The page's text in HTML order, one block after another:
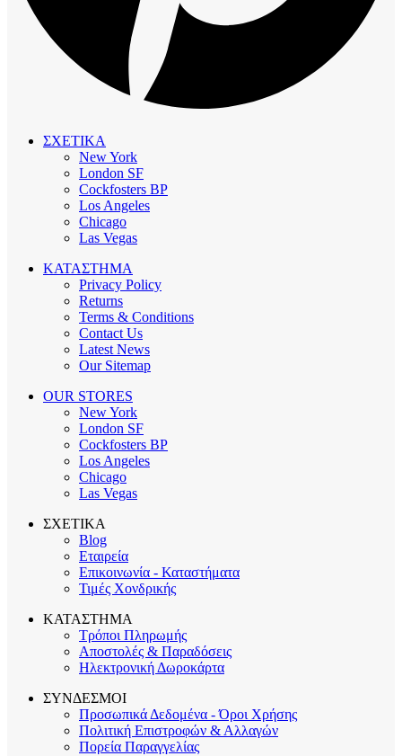
ΣΧΕΤΙΚΑ
New York
London SF
Cockfosters BP
Los Angeles
Chicago
Las Vegas
ΚΑΤΑΣΤΗΜΑ
Privacy Policy
Returns
Terms & Conditions
Contact Us
Latest News
Our Sitemap
OUR STORES
New York
London SF
Cockfosters BP
Los Angeles
Chicago
Las Vegas
ΣΧΕΤΙΚΑ
Blog
Εταιρεία
Επικοινωνία - Καταστήματα
Τιμές Χονδρικής
ΚΑΤΑΣΤΗΜΑ
Τρόποι Πληρωμής
Αποστολές & Παραδόσεις
Ηλεκτρονική Δωροκάρτα
ΣΥΝΔΕΣΜΟΙ
Προσωπικά Δεδομένα - Όροι Χρήσης
Πολιτική Επιστροφών & Αλλαγών
Πορεία Παραγγελίας